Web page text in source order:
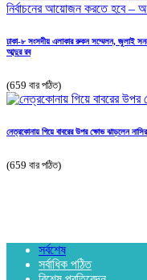
ঢাকা-৮ সংসদীয় এলাকার রুকন সম্মেলন, জুলাই
আব্দুর রব
(659 বার পঠিত)
নেত্রকোনায় গিয়ে বাবরের উপর ক্ষোভ ঝাড়লেন নাসির
(659 বার পঠিত)
সর্বশেষ
সর্বাধিক পঠিত